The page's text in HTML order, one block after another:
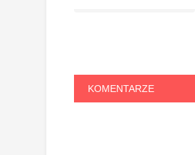
KOMENTARZE